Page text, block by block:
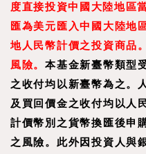
度直接投資中國大陸地區
匯為美元匯入中國大陸地
地人民幣計價之投資商品
風險。本基金新臺幣類型
之收付均以新臺幣為之。
及買回價金之收付均以人
計價幣別之貨幣換匯後申
之風險。此外因投資人與